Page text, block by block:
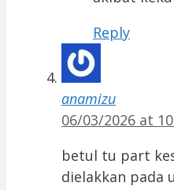
Reply
anamizu
06/03/2026 at
betul tu part
dielakkan pada